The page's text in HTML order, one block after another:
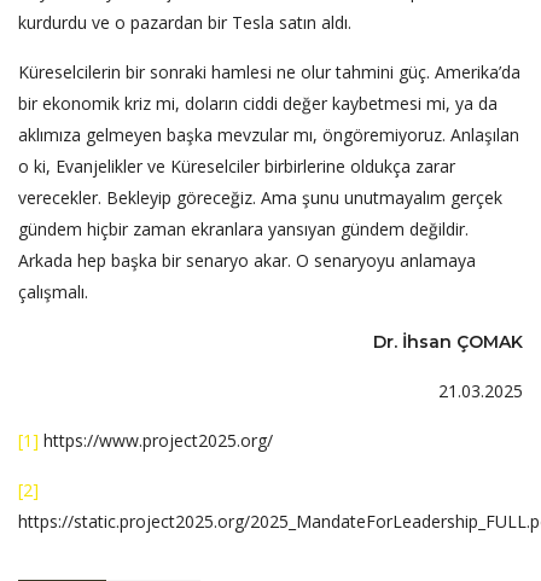
kurdurdu ve o pazardan bir Tesla satın aldı.
Küreselcilerin bir sonraki hamlesi ne olur tahmini güç. Amerika’da
bir ekonomik kriz mi, doların ciddi değer kaybetmesi mi, ya da
aklımıza gelmeyen başka mevzular mı, öngöremiyoruz. Anlaşılan
o ki, Evanjelikler ve Küreselciler birbirlerine oldukça zarar
verecekler. Bekleyip göreceğiz. Ama şunu unutmayalım gerçek
gündem hiçbir zaman ekranlara yansıyan gündem değildir.
Arkada hep başka bir senaryo akar. O senaryoyu anlamaya
çalışmalı.
Dr. İhsan ÇOMAK
21.03.2025
[1] https://www.project2025.org/
[2]
https://static.project2025.org/